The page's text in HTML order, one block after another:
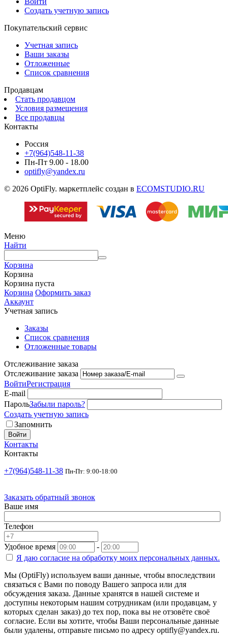
Создать учетную запись
Покупательский сервис
Учетная запись
Ваши заказы
Отложенные
Список сравнения
Продавцам
Стать продавцом
Условия размещения
Все продавцы
Контакты
Россия
+7(964)548-11-38
Пн-Пт 9.00 - 18.00
optifly@yandex.ru
© 2026 OptiFly. маркетплейс создан в ECOMSTUDIO.RU
Меню
Найти
Корзина
Корзина
Корзина пуста
Корзина Оформить заказ
Аккаунт
Учетная запись
Заказы
Список сравнения
Отложенные товары
Отслеживание заказа
Отслеживание заказа
ВойтиРегистрация
E-mail
ПарольЗабыли пароль?
Создать учетную запись
Запомнить
Войти
Контакты
Контакты
+7(964)548-11-38 Пн-Пт: 9:00-18:00
Заказать обратный звонок
Ваше имя
Телефон
Удобное время
-
Я даю согласие на обработку моих персональных данных.
Мы (OptiFly) используем ваши данные, чтобы впоследствии
связаться с Вами по поводу Вашего запроса или для
обсуждения заказа. Данные хранятся в нашей системе и
доступны некоторым нашим сотрудникам (или продавцам, у
которых сделан заказ) до тех пор, пока вы не отзовёте своё
согласие. Если вы хотите, чтобы Ваши персональные данные
были удалены, отправьте письмо по адресу optifly@yandex.ru.